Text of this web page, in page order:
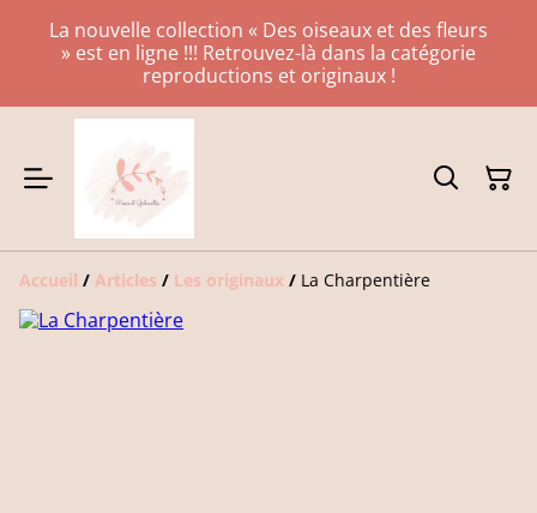
La nouvelle collection « Des oiseaux et des fleurs
» est en ligne !!! Retrouvez-là dans la catégorie
reproductions et originaux !
Accueil / Articles / Les originaux / La Charpentière